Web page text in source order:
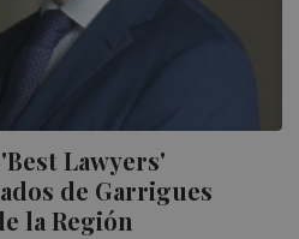
Lawyers'
de Garrigues
la Región